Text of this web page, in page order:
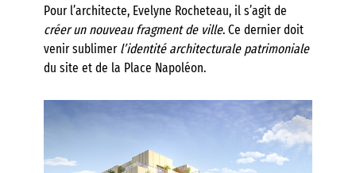
Pour l’architecte, Evelyne Rocheteau, il s’agit de
créer un nouveau fragment de ville. Ce dernier doit
venir sublimer l’identité architecturale patrimoniale
du site et de la Place Napoléon.